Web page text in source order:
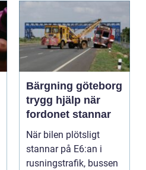
Bärgning göteborg
trygg hjälp när
fordonet stannar
När bilen plötsligt
stannar på E6:an i
rusningstrafik, bussen